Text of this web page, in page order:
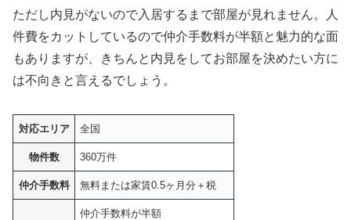
ただし内見がないので入居するまで部屋が見れません。人
件費をカットしているので仲介手数料が半額と魅力的な面
もありますが、きちんと内見をしてお部屋を決めたい方に
は不向きと言えるでしょう。
対応エリア 全国
物件数 360万件
仲介手数料 無料または家賃0.5ヶ月分＋税
仲介手数料が半額